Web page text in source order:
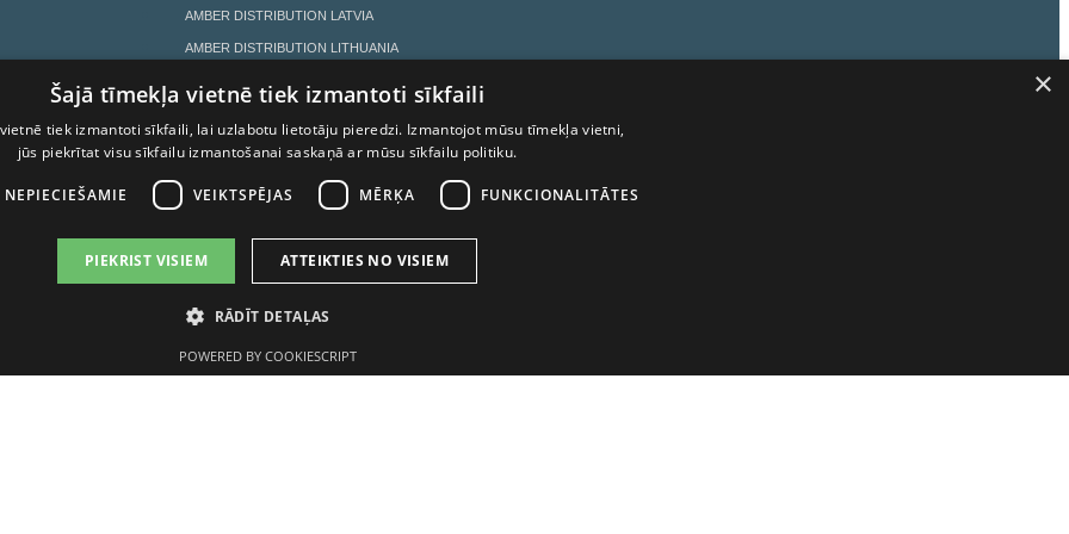
AMBER DISTRIBUTION LATVIA
AMBER DISTRIBUTION LITHUANIA
LIETOŠANAS NOTEIKUMI
PERSONĀM IR AIZLIEGTA.
×
Šajā tīmekļa vietnē tiek izmantoti sīkfaili
tiek izmantoti sīkfaili, lai uzlabotu lietotāju pieredzi. Izmantojot mūsu tīmekļa vietni,
jūs piekrītat visu sīkfailu izmantošanai saskaņā ar mūsu sīkfailu politiku.
VEIKTSPĒJAS MĒRĶA FUNKCIONALITĀTES
PIEKRIST VISIEM ATTEIKTIES NO VISIEM
RĀDĪT DETAĻAS
POWERED BY COOKIESCRIPT